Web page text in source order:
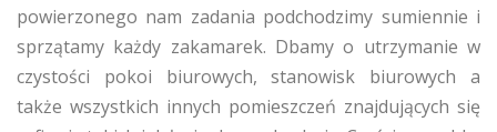
powierzonego nam zadania podchodzimy sumiennie i
sprzątamy każdy zakamarek. Dbamy o utrzymanie w
czystości pokoi biurowych, stanowisk biurowych a
także wszystkich innych pomieszczeń znajdujących się